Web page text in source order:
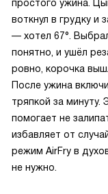
простого ужина.
воткнул в грудку и
— хотел 67°.
понятно, и ушёл
ровно, корочка
После ужина
тряпкой за
помогает не
избавляет от
режим AirFry в
не нужно.